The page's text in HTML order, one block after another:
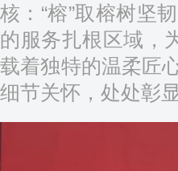
核：“榕”取榕树坚
的服务扎根区域，
载着独特的温柔匠
细节关怀，处处彰